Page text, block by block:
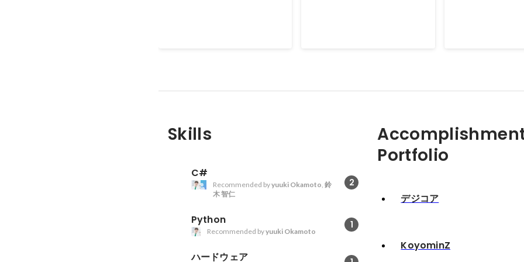
Skills
C#
2
Recommended byyuuki Okamoto 鈴
木 智仁
Python 1
Recommended byyuuki Okamoto
ハードウェア
Portfolio
デジコア
KoyominZ